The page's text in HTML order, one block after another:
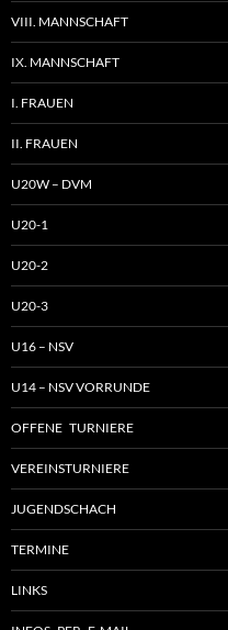
VIII. MANNSCHAFT
IX. MANNSCHAFT
I. FRAUEN
II. FRAUEN
U20W – DVM
U20-1
U20-2
U20-3
U16 – NSV
U14 – NSV VORRUNDE
OFFENE TURNIERE
VEREINSTURNIERE
JUGENDSCHACH
TERMINE
LINKS